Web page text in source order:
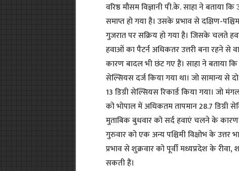
वरिष्ठ मौसम विज्ञानी पी.के. साहा ने बताया
समाप्त हो गया है। उसके प्रभाव से दक्षिण-
गुजरात पर सक्रिय हो गया है। जिसके चलते
हवाओं का पैटर्न अधिकतर उत्तरी बना रहने
कारण बादल भी छंट गए हैं। साहा ने बताया
सेल्सियस दर्ज किया गया था। जो सामान्य से
13 डिग्री सेल्सियस रिकार्ड किया गया। जो
को भोपाल में अधिकतम तापमान 28.7 डिग्री
मुताबिक बुधवार को सर्द हवाएं चलने के
गुरुवार को एक अन्य पश्चिमी विक्षोभ के
प्रभाव से शुक्रवार को पूर्वी मध्यप्रदेश के
सकती हैं।